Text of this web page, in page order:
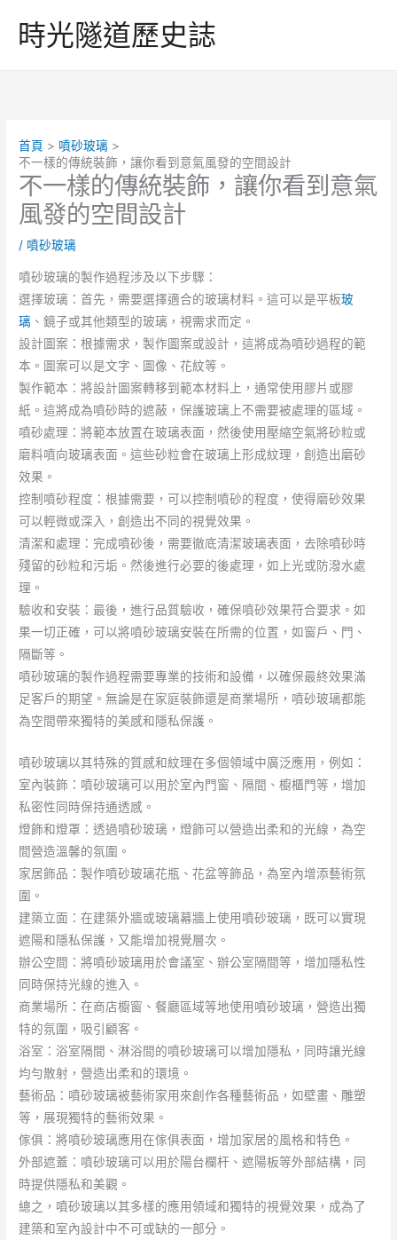
時光隧道歷史誌
首頁
噴砂玻璃
不一樣的傳統裝飾，讓你看到意氣風發的空間設計
不一樣的傳統裝飾，讓你看到意氣
風發的空間設計
/ 噴砂玻璃
噴砂玻璃的製作過程涉及以下步驟：
選擇玻璃：首先，需要選擇適合的玻璃材料。這可以是平板玻
璃 、鏡子或其他類型的玻璃，視需求而定。
設計圖案：根據需求，製作圖案或設計，這將成為噴砂過程的範
本。圖案可以是文字、圖像、花紋等。
製作範本：將設計圖案轉移到範本材料上，通常使用膠片或膠
紙。這將成為噴砂時的遮蔽，保護玻璃上不需要被處理的區域。
噴砂處理：將範本放置在玻璃表面，然後使用壓縮空氣將砂粒或
磨料噴向玻璃表面。這些砂粒會在玻璃上形成紋理，創造出磨砂
效果。
控制噴砂程度：根據需要，可以控制噴砂的程度，使得磨砂效果
可以輕微或深入，創造出不同的視覺效果。
清潔和處理：完成噴砂後，需要徹底清潔玻璃表面，去除噴砂時
殘留的砂粒和污垢。然後進行必要的後處理，如上光或防潑水處
理。
驗收和安裝：最後，進行品質驗收，確保噴砂效果符合要求。如
果一切正確，可以將噴砂玻璃安裝在所需的位置，如窗戶、門、
隔斷等。
噴砂玻璃的製作過程需要專業的技術和設備，以確保最終效果滿
足客戶的期望。無論是在家庭裝飾還是商業場所，噴砂玻璃都能
為空間帶來獨特的美感和隱私保護。
噴砂玻璃以其特殊的質感和紋理在多個領域中廣泛應用，例如：
室內裝飾：噴砂玻璃可以用於室內門窗、隔間、櫥櫃門等，增加
私密性同時保持通透感。
燈飾和燈罩：透過噴砂玻璃，燈飾可以營造出柔和的光線，為空
間營造溫馨的氛圍。
家居飾品：製作噴砂玻璃花瓶、花盆等飾品，為室內增添藝術氛
圍。
建築立面：在建築外牆或玻璃幕牆上使用噴砂玻璃，既可以實現
遮陽和隱私保護，又能增加視覺層次。
辦公空間：將噴砂玻璃用於會議室、辦公室隔間等，增加隱私性
同時保持光線的進入。
商業場所：在商店櫥窗、餐廳區域等地使用噴砂玻璃，營造出獨
特的氛圍，吸引顧客。
浴室：浴室隔間、淋浴間的噴砂玻璃可以增加隱私，同時讓光線
均勻散射，營造出柔和的環境。
藝術品：噴砂玻璃被藝術家用來創作各種藝術品，如壁畫、雕塑
等，展現獨特的藝術效果。
傢俱：將噴砂玻璃應用在傢俱表面，增加家居的風格和特色。
外部遮蓋：噴砂玻璃可以用於陽台欄杆、遮陽板等外部結構，同
時提供隱私和美觀。
總之，噴砂玻璃以其多樣的應用領域和獨特的視覺效果，成為了
建築和室內設計中不可或缺的一部分。